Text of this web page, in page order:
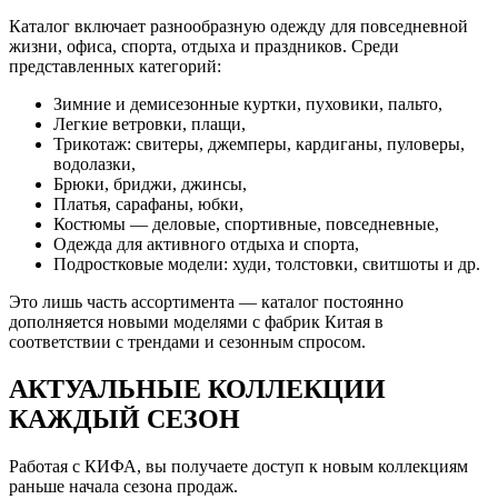
Каталог включает разнообразную одежду для повседневной
жизни, офиса, спорта, отдыха и праздников. Среди
представленных категорий:
Зимние и демисезонные куртки, пуховики, пальто,
Легкие ветровки, плащи,
Трикотаж: свитеры, джемперы, кардиганы, пуловеры,
водолазки,
Брюки, бриджи, джинсы,
Платья, сарафаны, юбки,
Костюмы — деловые, спортивные, повседневные,
Одежда для активного отдыха и спорта,
Подростковые модели: худи, толстовки, свитшоты и др.
Это лишь часть ассортимента — каталог постоянно
дополняется новыми моделями с фабрик Китая в
соответствии с трендами и сезонным спросом.
АКТУАЛЬНЫЕ КОЛЛЕКЦИИ
КАЖДЫЙ СЕЗОН
Работая с КИФА, вы получаете доступ к новым коллекциям
раньше начала сезона продаж.